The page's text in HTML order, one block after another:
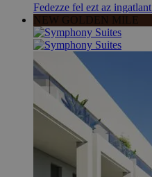
Fedezze fel ezt az ingatlant
NEW GOLDEN MILE